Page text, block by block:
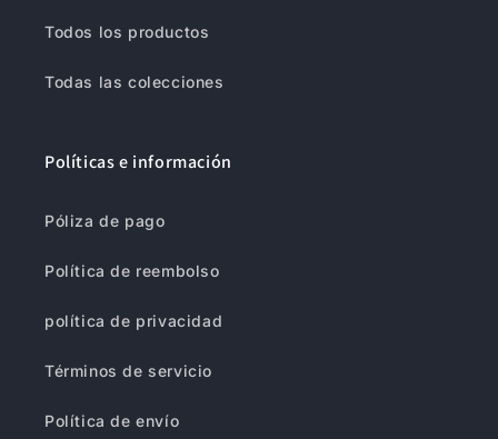
Todos los productos
Todas las colecciones
Políticas e información
Póliza de pago
Política de reembolso
política de privacidad
Términos de servicio
Política de envío